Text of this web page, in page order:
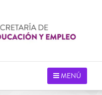
MENÚ